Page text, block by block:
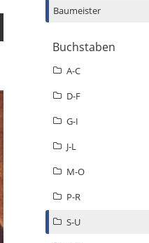
Baumeister
Buchstaben
A-C
D-F
G-I
J-L
M-O
P-R
S-U